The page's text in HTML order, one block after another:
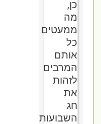
כן,
מה
ממעטים
כל
אותם
המרבים
לזהות
את
חג
השבועות